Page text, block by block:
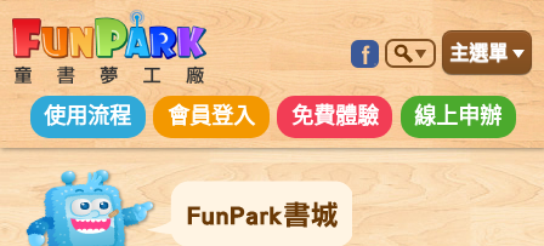
主選單
線上申辦
免費體驗
會員登入
使用流程